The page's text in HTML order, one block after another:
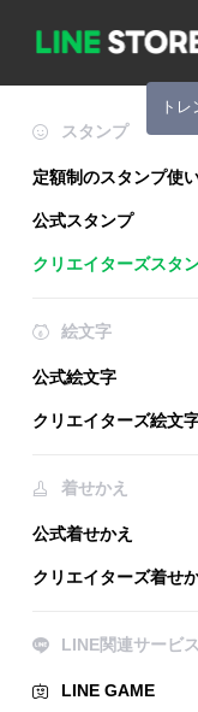
ト
スタンプ
定額制のスタンプ使
公式スタンプ
クリエイターズスタ
絵文字
公式絵文字
クリエイターズ絵文
着せかえ
公式着せかえ
クリエイターズ着せ
LINE関連サービス
LINE GAME